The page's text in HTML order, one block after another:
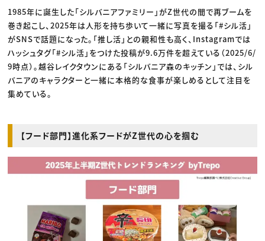
1985年に誕生した「シルバニアファミリー」がZ世代の間で再ブームを
巻き起こし、2025年は人形を持ち歩いて一緒に写真を撮る「#シル活」
がSNSで話題になった。「推し活」との親和性も高く、Instagramでは
ハッシュタグ「#シル活」をつけた投稿が9.6万件を超えている（2025/6/
9時点）。越谷レイクタウンにある「シルバニア森のキッチン」では、シル
バニアのキャラクターと一緒に本格的な食事が楽しめるとして注目を
集めている。
【フード部門】進化系フードがZ世代の心を掴む